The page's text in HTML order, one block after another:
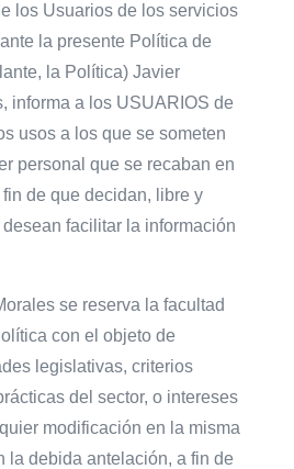
los Usuarios de los servicios
la presente Política de
la Política) Javier
informa a los USUARIOS de
usos a los que se someten
personal que se recaban en
de que decidan, libre y
facilitar la información
se reserva la facultad
con el objeto de
legislativas, criterios
del sector, o intereses
modificación en la misma
la debida antelación, a fin de